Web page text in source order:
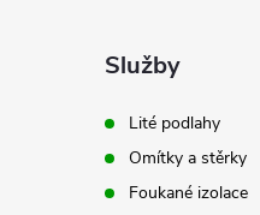
y
Služby
Lité podlahy
Omítky a stěrky
Foukané izolace